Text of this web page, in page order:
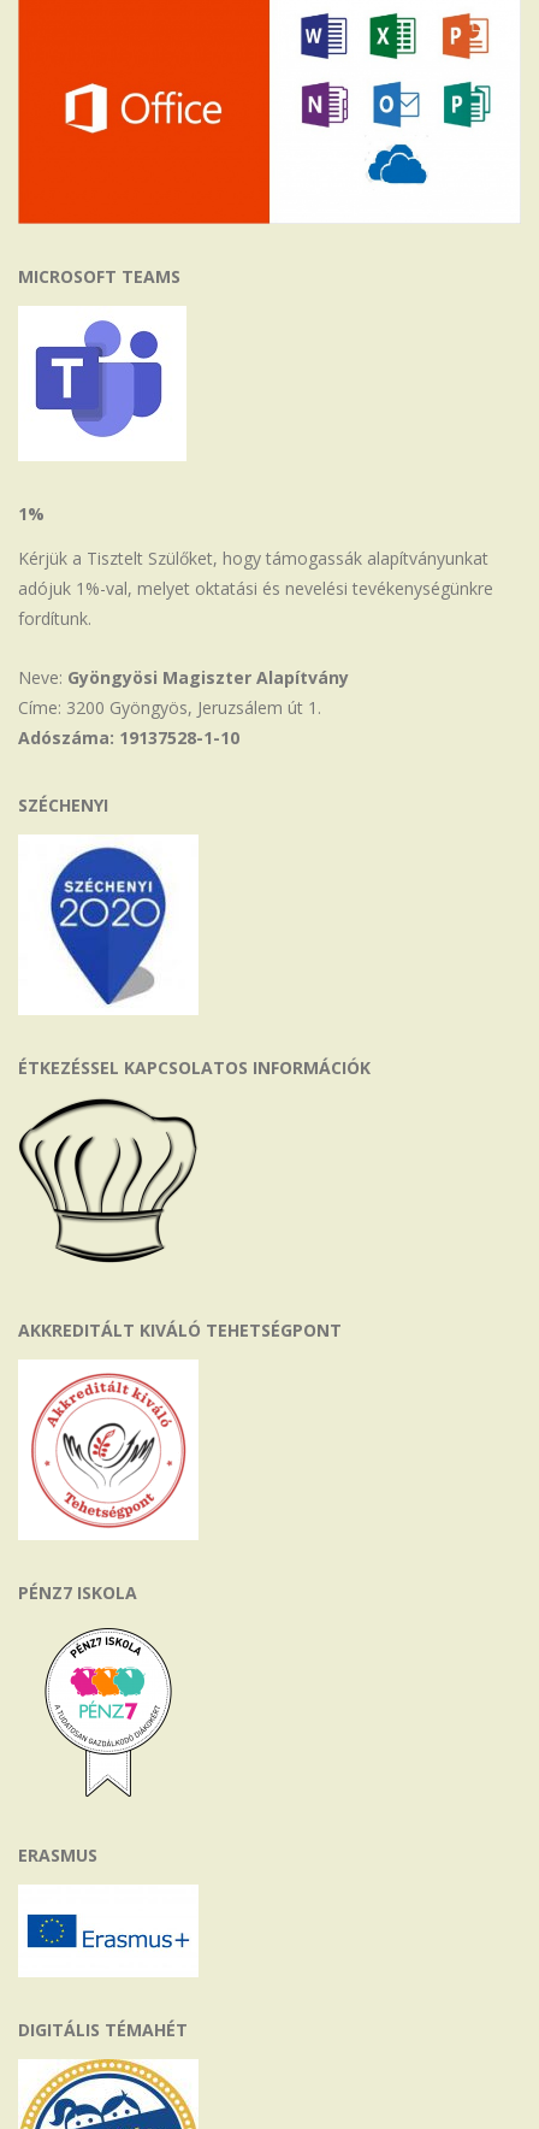
MICROSOFT TEAMS
1%
Kérjük a Tisztelt Szülőket, hogy támogassák alapítványunkat
adójuk 1%-val, melyet oktatási és nevelési tevékenységünkre
fordítunk.
Neve: Gyöngyösi Magiszter Alapítvány
Címe: 3200 Gyöngyös, Jeruzsálem út 1.
Adószáma: 19137528-1-10
SZÉCHENYI
ÉTKEZÉSSEL KAPCSOLATOS INFORMÁCIÓK
AKKREDITÁLT KIVÁLÓ TEHETSÉGPONT
PÉNZ7 ISKOLA
ERASMUS
DIGITÁLIS TÉMAHÉT